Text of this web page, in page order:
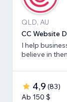
QLD, AU
CC Website
I help
believe in
4,9 (83)
Ab 150 $